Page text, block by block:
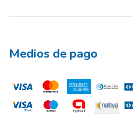
Medios de pago